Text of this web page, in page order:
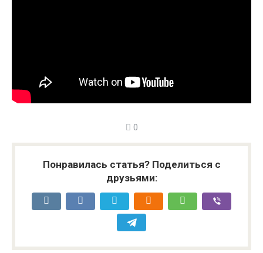
0
Понравилась статья? Поделиться с
друзьями: